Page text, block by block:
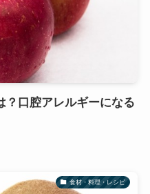
？口腔アレルギーになる
食材・料理・レシピ